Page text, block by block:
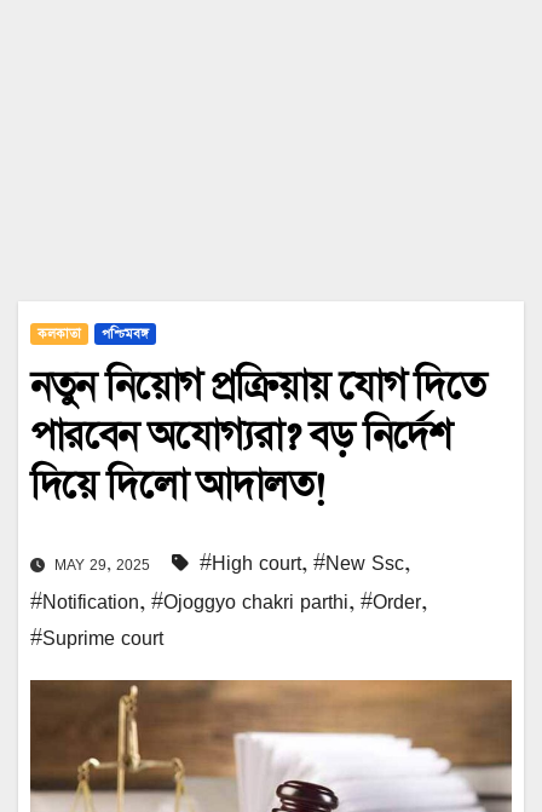
কলকাতা পশ্চিমবঙ্গ
নতুন নিয়োগ প্রক্রিয়ায় যোগ দিতে
পারবেন অযোগ্যরা? বড় নির্দেশ
দিয়ে দিলো আদালত!
MAY 29, 2025 #High court, #New Ssc,
#Notification, #Ojoggyo chakri parthi, #Order,
#Suprime court